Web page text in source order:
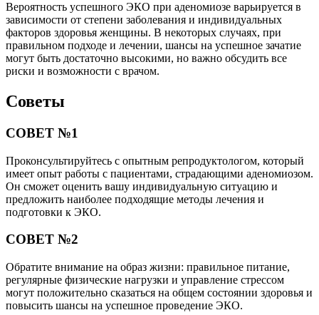
Вероятность успешного ЭКО при аденомиозе варьируется в
зависимости от степени заболевания и индивидуальных
факторов здоровья женщины. В некоторых случаях, при
правильном подходе и лечении, шансы на успешное зачатие
могут быть достаточно высокими, но важно обсудить все
риски и возможности с врачом.
Советы
СОВЕТ №1
Проконсультируйтесь с опытным репродуктологом, который
имеет опыт работы с пациентами, страдающими аденомиозом.
Он сможет оценить вашу индивидуальную ситуацию и
предложить наиболее подходящие методы лечения и
подготовки к ЭКО.
СОВЕТ №2
Обратите внимание на образ жизни: правильное питание,
регулярные физические нагрузки и управление стрессом
могут положительно сказаться на общем состоянии здоровья и
повысить шансы на успешное проведение ЭКО.